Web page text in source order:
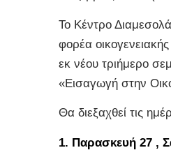
Το Κέντρο
φορέα
εκ νέου τριήμερο
«Εισαγωγή στην
Θα διεξαχθεί τις
1. Παρασκευή 27 ,